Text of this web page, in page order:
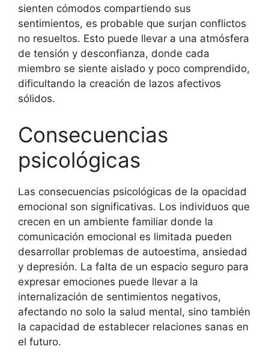
sienten cómodos compartiendo sus
sentimientos, es probable que surjan conflictos
no resueltos. Esto puede llevar a una atmósfera
de tensión y desconfianza, donde cada
miembro se siente aislado y poco comprendido,
dificultando la creación de lazos afectivos
sólidos.
Consecuencias
psicológicas
Las consecuencias psicológicas de la opacidad
emocional son significativas. Los individuos que
crecen en un ambiente familiar donde la
comunicación emocional es limitada pueden
desarrollar problemas de autoestima, ansiedad
y depresión. La falta de un espacio seguro para
expresar emociones puede llevar a la
internalización de sentimientos negativos,
afectando no solo la salud mental, sino también
la capacidad de establecer relaciones sanas en
el futuro.